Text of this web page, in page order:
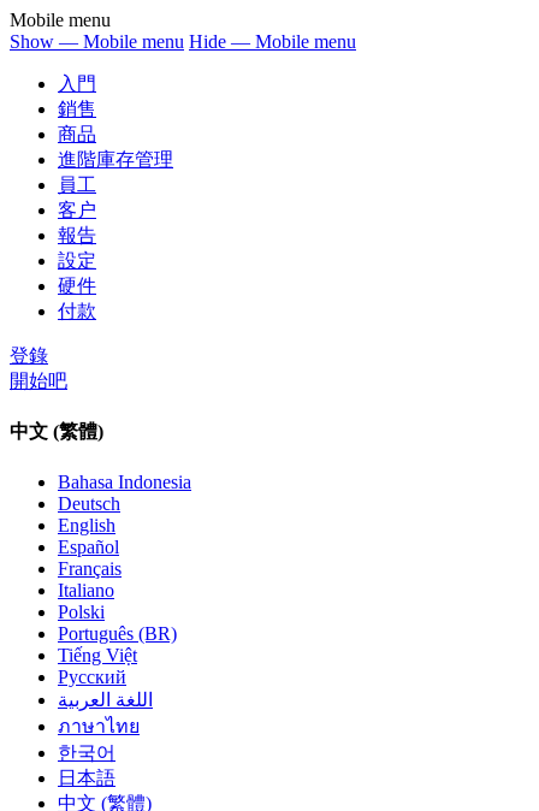
Mobile menu
Show — Mobile menu Hide — Mobile menu
入門
銷售
商品
進階庫存管理
員工
客户
報告
設定
硬件
付款
登錄
開始吧
中文 (繁體)
Bahasa Indonesia
Deutsch
English
Español
Français
Italiano
Polski
Português (BR)
Tiếng Việt
Русский
اللغة العربية
ภาษาไทย
한국어
日本語
中文 (繁體)